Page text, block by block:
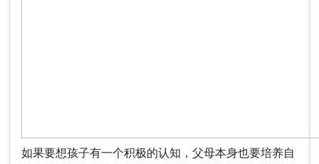
如果要想孩子有一个积极的认知，父母本身也要培养自